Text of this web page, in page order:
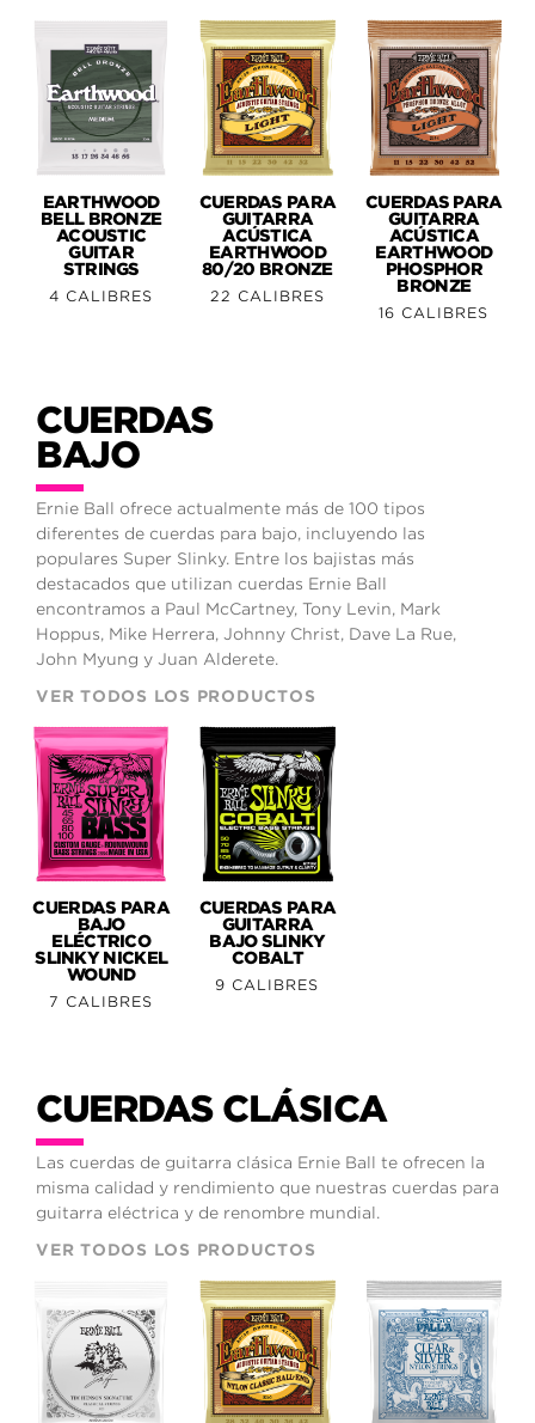
EARTHWOOD
BELL BRONZE
ACOUSTIC
GUITAR
STRINGS
4 CALIBRES
CUERDAS PARA
GUITARRA
ACÚSTICA
EARTHWOOD
80/20 BRONZE
22 CALIBRES
CUERDAS PARA
GUITARRA
ACÚSTICA
EARTHWOOD
PHOSPHOR
BRONZE
16 CALIBRES
CUERDAS
BAJO
Ernie Ball ofrece actualmente más de 100 tipos
diferentes de cuerdas para bajo, incluyendo las
populares Super Slinky. Entre los bajistas más
destacados que utilizan cuerdas Ernie Ball
encontramos a Paul McCartney, Tony Levin, Mark
Hoppus, Mike Herrera, Johnny Christ, Dave La Rue,
John Myung y Juan Alderete.
VER TODOS LOS PRODUCTOS
CUERDAS PARA
BAJO
ELÉCTRICO
SLINKY NICKEL
WOUND
7 CALIBRES
CUERDAS PARA
GUITARRA
BAJO SLINKY
COBALT
9 CALIBRES
CUERDAS CLÁSICA
Las cuerdas de guitarra clásica Ernie Ball te ofrecen la
misma calidad y rendimiento que nuestras cuerdas para
guitarra eléctrica y de renombre mundial.
VER TODOS LOS PRODUCTOS